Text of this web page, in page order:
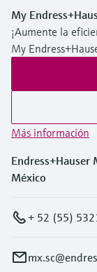
My
¡Aumente la
My
Más información
Endress+Hauser
México
+ 52 (55)